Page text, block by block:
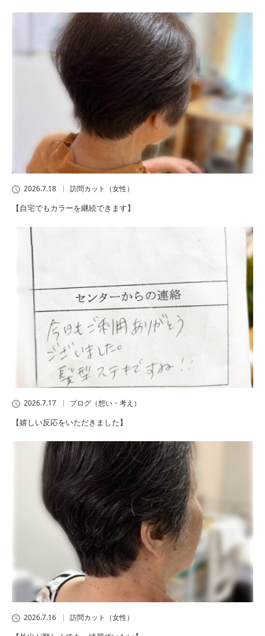
2026.7.18 訪問カット（女性）
【自宅でもカラーを継続できます】
2026.7.17 ブログ（想い・考え）
【嬉しい反応をいただきました】
2026.7.16 訪問カット（女性）